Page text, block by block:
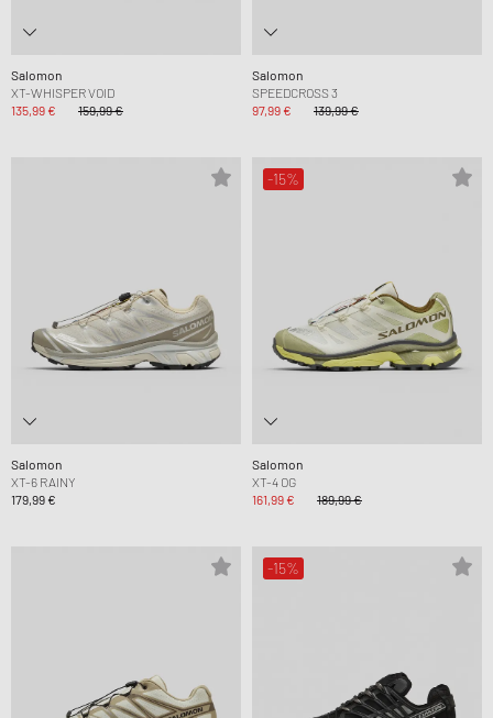
Salomon
XT-WHISPER VOID
135,99 €
159,99 €
Salomon
SPEEDCROSS 3
97,99 €
139,99 €
Salomon
XT-6 RAINY
179,99 €
-15%
Salomon
XT-4 OG
161,99 €
189,99 €
-15%